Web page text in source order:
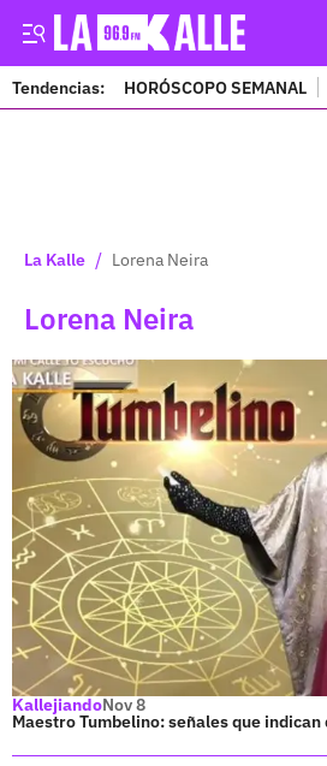
Tendencias: HORÓSCOPO SEMANAL
La Kalle / Lorena Neira
Lorena Neira
KallejiandoNov 8
Maestro Tumbelino: señales que indican